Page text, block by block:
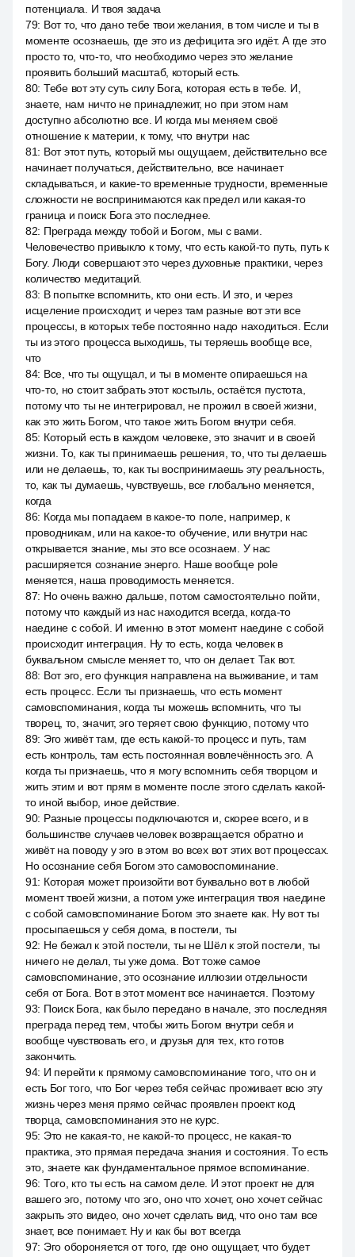
потенциала. И твоя задача
79: Вот то, что дано тебе твои желания, в том числе и ты в
моменте осознаешь, где это из дефицита эго идёт. А где это
просто то, что-то, что необходимо через это желание
проявить больший масштаб, который есть.
80: Тебе вот эту суть силу Бога, которая есть в тебе. И,
знаете, нам ничто не принадлежит, но при этом нам
доступно абсолютно все. И когда мы меняем своё
отношение к материи, к тому, что внутри нас
81: Вот этот путь, который мы ощущаем, действительно все
начинает получаться, действительно, все начинает
складываться, и какие-то временные трудности, временные
сложности не воспринимаются как предел или какая-то
граница и поиск Бога это последнее.
82: Преграда между тобой и Богом, мы с вами.
Человечество привыкло к тому, что есть какой-то путь, путь к
Богу. Люди совершают это через духовные практики, через
количество медитаций.
83: В попытке вспомнить, кто они есть. И это, и через
исцеление происходит, и через там разные вот эти все
процессы, в которых тебе постоянно надо находиться. Если
ты из этого процесса выходишь, ты теряешь вообще все,
что
84: Все, что ты ощущал, и ты в моменте опираешься на
что-то, но стоит забрать этот костыль, остаётся пустота,
потому что ты не интегрировал, не прожил в своей жизни,
как это жить Богом, что такое жить Богом внутри себя.
85: Который есть в каждом человеке, это значит и в своей
жизни. То, как ты принимаешь решения, то, что ты делаешь
или не делаешь, то, как ты воспринимаешь эту реальность,
то, как ты думаешь, чувствуешь, все глобально меняется,
когда
86: Когда мы попадаем в какое-то поле, например, к
проводникам, или на какое-то обучение, или внутри нас
открывается знание, мы это все осознаем. У нас
расширяется сознание энерго. Наше вообще pole
меняется, наша проводимость меняется.
87: Но очень важно дальше, потом самостоятельно пойти,
потому что каждый из нас находится всегда, когда-то
наедине с собой. И именно в этот момент наедине с собой
происходит интеграция. Ну то есть, когда человек в
буквальном смысле меняет то, что он делает. Так вот.
88: Вот эго, его функция направлена на выживание, и там
есть процесс. Если ты признаешь, что есть момент
самовспоминания, когда ты можешь вспомнить, что ты
творец, то, значит, эго теряет свою функцию, потому что
89: Эго живёт там, где есть какой-то процесс и путь, там
есть контроль, там есть постоянная вовлечённость эго. А
когда ты признаешь, что я могу вспомнить себя творцом и
жить этим и вот прям в моменте после этого сделать какой-
то иной выбор, иное действие.
90: Разные процессы подключаются и, скорее всего, и в
большинстве случаев человек возвращается обратно и
живёт на поводу у эго в этом во всех вот этих вот процессах.
Но осознание себя Богом это самовоспоминание.
91: Которая может произойти вот буквально вот в любой
момент твоей жизни, а потом уже интеграция твоя наедине
с собой самовспоминание Богом это знаете как. Ну вот ты
просыпаешься у себя дома, в постели, ты
92: Не бежал к этой постели, ты не Шёл к этой постели, ты
ничего не делал, ты уже дома. Вот тоже самое
самовспоминание, это осознание иллюзии отдельности
себя от Бога. Вот в этот момент все начинается. Поэтому
93: Поиск Бога, как было передано в начале, это последняя
преграда перед тем, чтобы жить Богом внутри себя и
вообще чувствовать его, и друзья для тех, кто готов
закончить.
94: И перейти к прямому самовспоминание того, что он и
есть Бог того, что Бог через тебя сейчас проживает всю эту
жизнь через меня прямо сейчас проявлен проект код
творца, самовспоминания это не курс.
95: Это не какая-то, не какой-то процесс, не какая-то
практика, это прямая передача знания и состояния. То есть
это, знаете как фундаментальное прямое вспоминание.
96: Того, кто ты есть на самом деле. И этот проект не для
вашего эго, потому что эго, оно что хочет, оно хочет сейчас
закрыть это видео, оно хочет сделать вид, что оно там все
знает, все понимает. Ну и как бы вот всегда
97: Эго обороняется от того, где оно ощущает, что будет